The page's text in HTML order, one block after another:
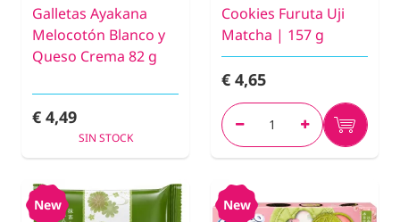
Galletas Ayakana
Melocotón Blanco y
Queso Crema 82 g
€ 4,49
SIN STOCK
Cookies Furuta Uji
Matcha | 157 g
€ 4,65
New New